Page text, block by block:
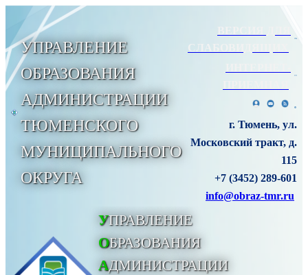
УПРАВЛЕНИЕ
ОБРАЗОВАНИЯ
АДМИНИСТРАЦИИ
ТЮМЕНСКОГО
МУНИЦИПАЛЬНОГО
ОКРУГА
СЛАБОВИДЯЩИХ
г. Тюмень, ул.
Московский тракт, д.
115
+7 (3452) 289-601
info@obraz-tmr.ru
УПРАВЛЕНИЕ
ОБРАЗОВАНИЯ
АДМИНИСТРАЦИИ